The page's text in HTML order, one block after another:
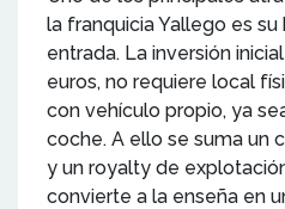
la franquicia Yallego es su
entrada. La inversión
euros, no requiere local
con vehículo propio, ya
coche. A ello se suma un
y un royalty de
convierte a la enseña en